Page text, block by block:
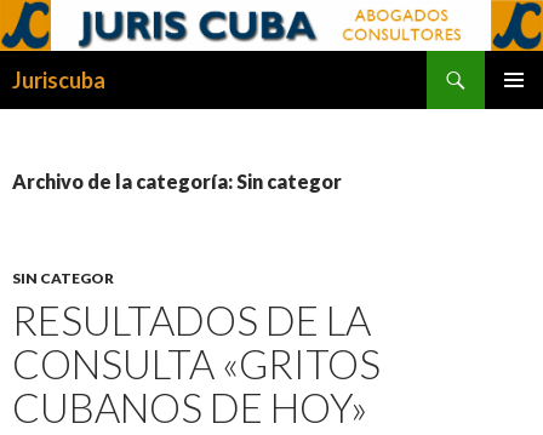
Juriscuba
Archivo de la categoría: Sin categor
SIN CATEGOR
RESULTADOS DE LA
CONSULTA «GRITOS
CUBANOS DE HOY»